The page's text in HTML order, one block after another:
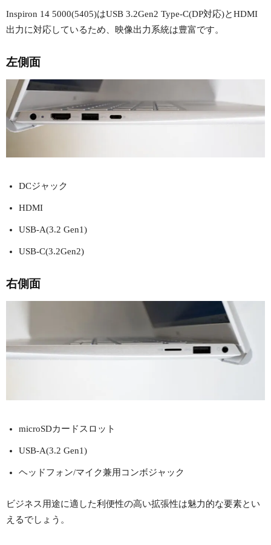
Inspiron 14 5000(5405)はUSB 3.2Gen2 Type-C(DP対応)とHDMI
出力に対応しているため、映像出力系統は豊富です。
左側面
DCジャック
HDMI
USB-A(3.2 Gen1)
USB-C(3.2Gen2)
右側面
microSDカードスロット
USB-A(3.2 Gen1)
ヘッドフォン/マイク兼用コンボジャック
ビジネス用途に適した利便性の高い拡張性は魅力的な要素とい
えるでしょう。